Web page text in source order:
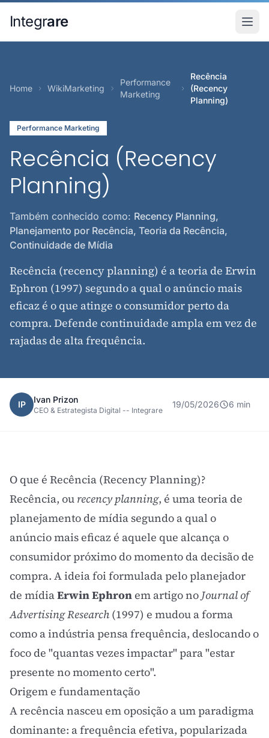
Integrare
Home WikiMarketing
Performance
Marketing
Recência
(Recency
Planning)
Performance Marketing
Recência (Recency
Planning)
Também conhecido como: Recency Planning,
Planejamento por Recência, Teoria da Recência,
Continuidade de Mídia
Recência (recency planning) é a teoria de Erwin
Ephron (1997) segundo a qual o anúncio mais
eficaz é o que atinge o consumidor perto da
compra. Defende continuidade ampla em vez de
rajadas de alta frequência.
IP Ivan Prizon
CEO & Estrategista Digital -- Integrare
19/05/2026 6 min
O que é Recência (Recency Planning)?
Recência, ou recency planning, é uma teoria de
planejamento de mídia segundo a qual o
anúncio mais eficaz é aquele que alcança o
consumidor próximo do momento da decisão de
compra. A ideia foi formulada pelo planejador
de mídiaErwin Ephronem artigo noJournal of
Advertising Research (1997) e mudou a forma
como a indústria pensa frequência, deslocando o
foco de "quantas vezes impactar" para "estar
presente no momento certo".
Origem e fundamentação
A recência nasceu em oposição a um paradigma
dominante: afrequência efetiva, popularizada